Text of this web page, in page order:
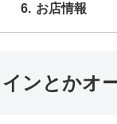
お店情報
ンとかオ